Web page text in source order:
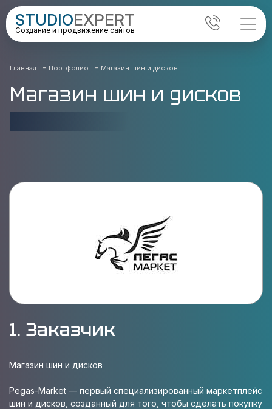
STUDIOEXPERT
Создание и продвижение сайтов
Главная - Портфолио - Магазин шин и дисков
Магазин шин и дисков
1. Заказчик
Магазин шин и дисков
Pegas-Market — первый специализированный маркетплейс
шин и дисков, созданный для того, чтобы сделать покупку